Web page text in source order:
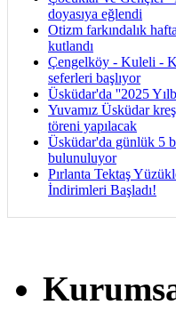
doyasıya eğlendi
Otizm farkındalık
kutlandı
Çengelköy - Kuleli -
seferleri başlıyor
Üsküdar'da ''2025
Yuvamız Üsküdar kreş
töreni yapılacak
Üsküdar'da günlük 5
bulunuluyor
Pırlanta Tektaş
İndirimleri Başladı!